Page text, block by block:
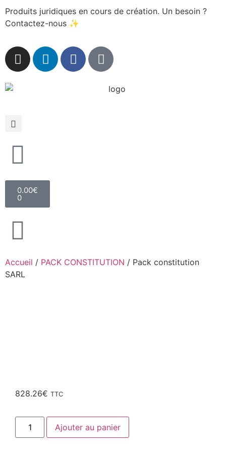
Produits juridiques en cours de création. Un besoin ?
Contactez-nous ✨
0.00€
0
Accueil / PACK CONSTITUTION / Pack constitution
SARL
828.26€ TTC
Ajouter au panier